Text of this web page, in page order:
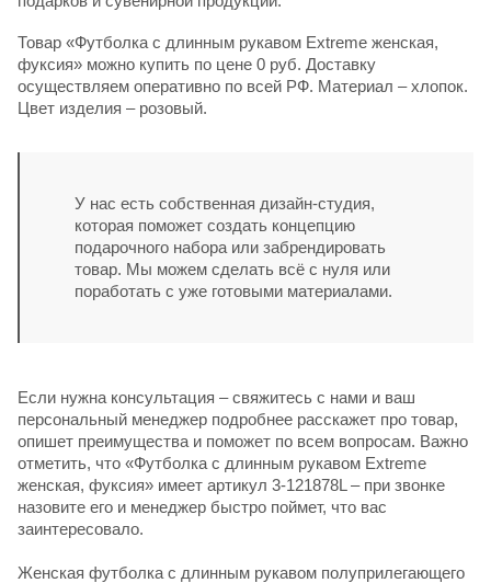
Товар «Футболка с длинным рукавом Extreme женская,
фуксия» можно купить по цене 0 руб. Доставку
осуществляем оперативно по всей РФ. Материал – хлопок.
Цвет изделия – розовый.
У нас есть собственная дизайн-студия,
которая поможет создать концепцию
подарочного набора или забрендировать
товар. Мы можем сделать всё с нуля или
поработать с уже готовыми материалами.
Если нужна консультация – свяжитесь с нами и ваш
персональный менеджер подробнее расскажет про товар,
опишет преимущества и поможет по всем вопросам. Важно
отметить, что «Футболка с длинным рукавом Extreme
женская, фуксия» имеет артикул 3-121878L – при звонке
назовите его и менеджер быстро поймет, что вас
заинтересовало.
Женская футболка с длинным рукавом полуприлегающего